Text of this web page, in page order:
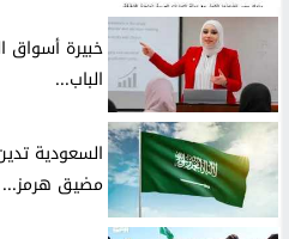
خبيرة أسواق
الباب...
السعودية
مضيق هرمز...